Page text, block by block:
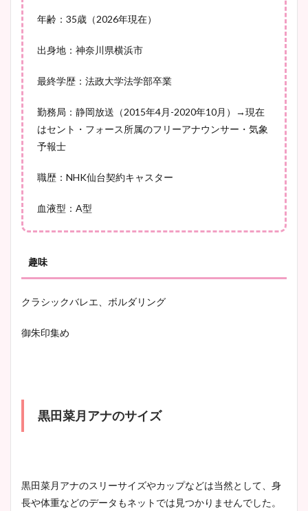
鈴木唯の太ってた時の体重が
イエット方は？昔と現在を画
豊島実季アナのカップ画像ま
とめ！美脚や水着姿に年齢も
年齢：35歳（2026年現在）
出身地：神奈川県横浜市
最終学歴：法政大学法学部卒業
勤務局：静岡放送（2015年4月-2020年10月）→現在
はセント・フォース所属のフリーアナウンサー・気象
予報士
職歴：NHK仙台契約キャスター
血液型：A型
趣味
クラシックバレエ、ボルダリング
御朱印集め
黒田菜月アナのサイズ
黒田菜月アナのスリーサイズやカップなどは当然として、身
長や体重などのデータもネットでは見つかりませんでした。